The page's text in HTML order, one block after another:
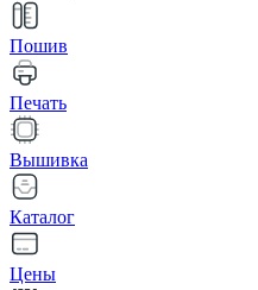
Пошив
Печать
Вышивка
Каталог
Цены